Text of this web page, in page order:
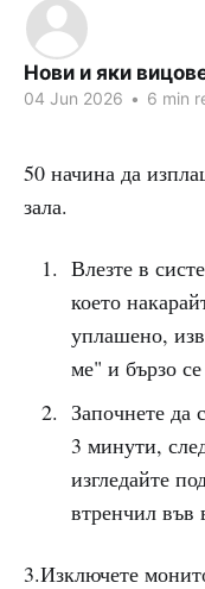
Нови и яки
04 Jun 2026 • 6 min
50 начина да
зала.
Влезте в
което
уплашено,
ме" и бързо се
Започнете да
3 минути,
изгледайте
втренчил във
3.Изключете